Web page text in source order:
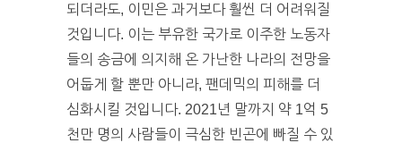
되더라도, 이민은 과거보다 훨씬 더 어려워질
것입니다. 이는 부유한 국가로 이주한 노동자
들의 송금에 의지해 온 가난한 나라의 전망을
어둡게 할 뿐만 아니라, 팬데믹의 피해를 더
심화시킬 것입니다. 2021년 말까지 약 1억 5
천만 명의 사람들이 극심한 빈곤에 빠질 수 있